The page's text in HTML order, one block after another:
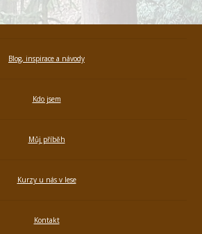
Blog, inspirace a návody
Kdo jsem
Můj příběh
Kurzy u nás v lese
Kontakt